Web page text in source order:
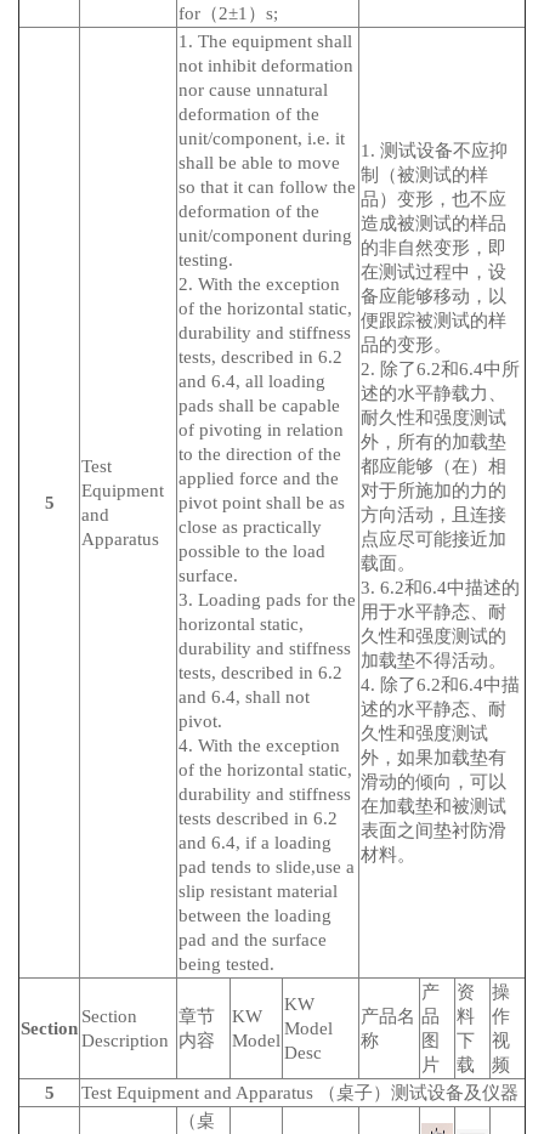
for（2±1）s;
5
Test
Equipment
and
Apparatus
1. The equipment shall
not inhibit deformation
nor cause unnatural
deformation of the
unit/component, i.e. it
shall be able to move
so that it can follow the
deformation of the
unit/component during
testing.
2. With the exception
of the horizontal static,
durability and stiffness
tests, described in 6.2
and 6.4, all loading
pads shall be capable
of pivoting in relation
to the direction of the
applied force and the
pivot point shall be as
close as practically
possible to the load
surface.
3. Loading pads for the
horizontal static,
durability and stiffness
tests, described in 6.2
and 6.4, shall not
pivot.
4. With the exception
of the horizontal static,
durability and stiffness
tests described in 6.2
and 6.4, if a loading
pad tends to slide,use a
slip resistant material
between the loading
pad and the surface
being tested.
1. 测试设备不应抑
制（被测试的样
品）变形，也不应
造成被测试的样品
的非自然变形，即
在测试过程中，设
备应能够移动，以
便跟踪被测试的样
品的变形。
2. 除了6.2和6.4中所
述的水平静载力、
耐久性和强度测试
外，所有的加载垫
都应能够（在）相
对于所施加的力的
方向活动，且连接
点应尽可能接近加
载面。
3. 6.2和6.4中描述的
用于水平静态、耐
久性和强度测试的
加载垫不得活动。
4. 除了6.2和6.4中描
述的水平静态、耐
久性和强度测试
外，如果加载垫有
滑动的倾向，可以
在加载垫和被测试
表面之间垫衬防滑
材料。
Section
Section
Description
章节
内容
KW
Model
KW
Model
Desc
产品名
称
产
品
图
片
资
料
下
载
操
作
视
频
5
Test Equipment and Apparatus （桌子）测试设备及仪器
（桌